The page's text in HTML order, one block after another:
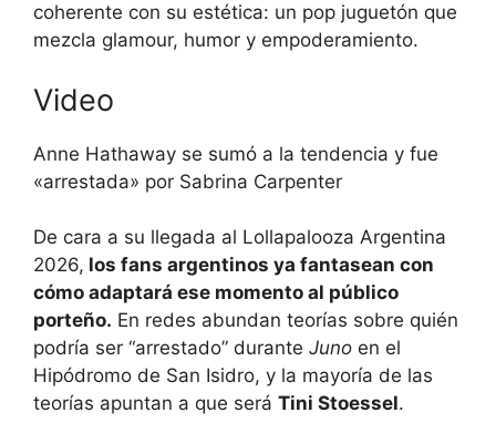
coherente con su estética: un pop juguetón que
mezcla glamour, humor y empoderamiento.
Video
Anne Hathaway se sumó a la tendencia y fue
«arrestada» por Sabrina Carpenter
De cara a su llegada al Lollapalooza Argentina
2026, los fans argentinos ya fantasean con
cómo adaptará ese momento al público
porteño. En redes abundan teorías sobre quién
podría ser “arrestado” durante Juno en el
Hipódromo de San Isidro, y la mayoría de las
teorías apuntan a que será Tini Stoessel.